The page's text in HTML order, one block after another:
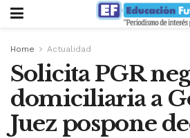
Home Actualidad
Solicita PGR
domiciliaria a
Juez pospone